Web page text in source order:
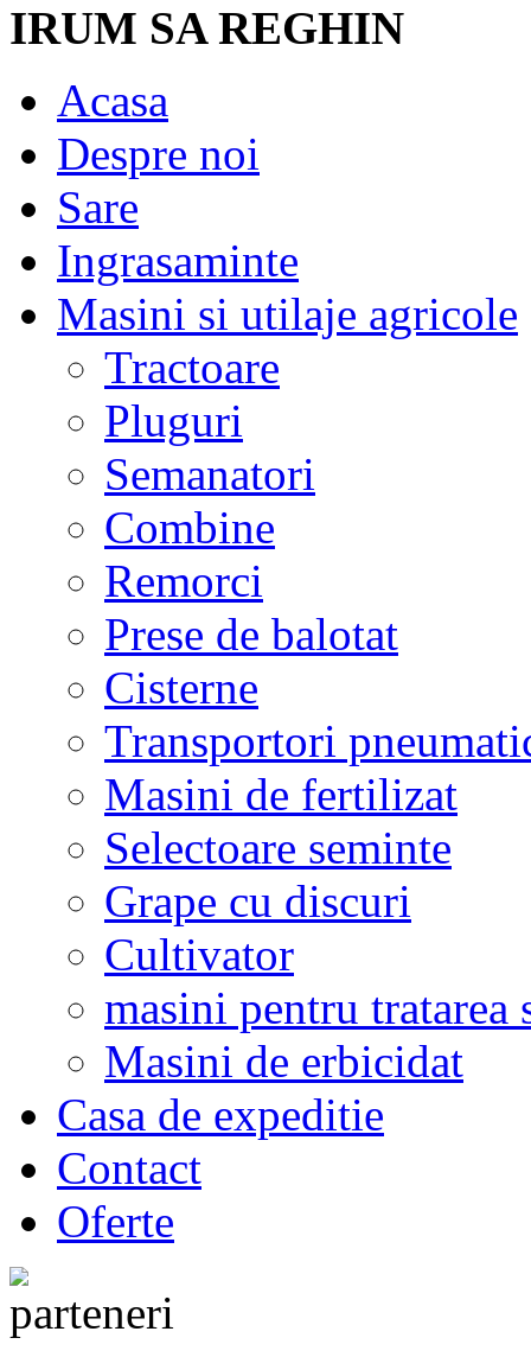
IRUM SA REGHIN
Acasa
Despre noi
Sare
Ingrasaminte
Masini si utilaje agricole
Tractoare
Pluguri
Semanatori
Combine
Remorci
Prese de balotat
Cisterne
Transportori
Masini de fertilizat
Selectoare seminte
Grape cu discuri
Cultivator
masini pentru tratarea
Masini de erbicidat
Casa de expeditie
Contact
Oferte